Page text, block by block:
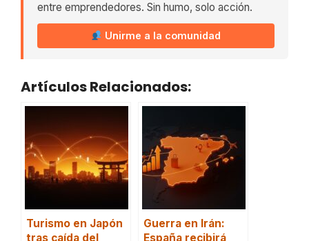
entre emprendedores. Sin humo, solo acción.
Unirme a la comunidad
Artículos Relacionados:
Turismo en Japón
tras caída del
Guerra en Irán:
España recibirá